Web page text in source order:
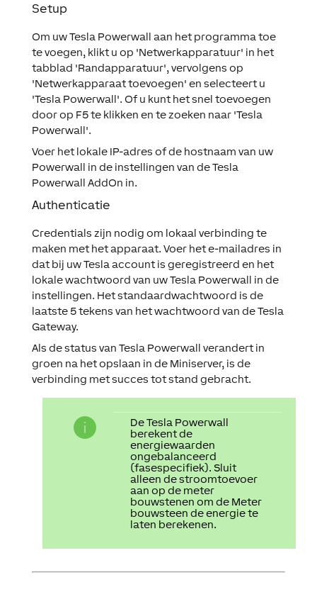
Setup
Om uw Tesla Powerwall aan het programma toe
te voegen, klikt u op 'Netwerkapparatuur' in het
tabblad 'Randapparatuur', vervolgens op
'Netwerkapparaat toevoegen' en selecteert u
'Tesla Powerwall'. Of u kunt het snel toevoegen
door op F5 te klikken en te zoeken naar 'Tesla
Powerwall'.
Voer het lokale IP-adres of de hostnaam van uw
Powerwall in de instellingen van de Tesla
Powerwall AddOn in.
Authenticatie
Credentials zijn nodig om lokaal verbinding te
maken met het apparaat. Voer het e-mailadres in
dat bij uw Tesla account is geregistreerd en het
lokale wachtwoord van uw Tesla Powerwall in de
instellingen. Het standaardwachtwoord is de
laatste 5 tekens van het wachtwoord van de Tesla
Gateway.
Als de status van Tesla Powerwall verandert in
groen na het opslaan in de Miniserver, is de
verbinding met succes tot stand gebracht.
De Tesla Powerwall
berekent de
energiewaarden
ongebalanceerd
(fasespecifiek). Sluit
alleen de stroomtoevoer
aan op de meter
bouwstenen om de Meter
bouwsteen de energie te
laten berekenen.